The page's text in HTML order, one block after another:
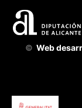
© Web